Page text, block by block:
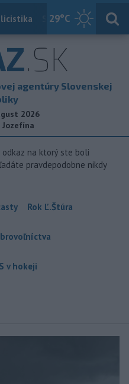
29°C
Slovensko
.SK
agentúry Slovenskej
2026
Jozefína
odkaz na ktorý ste boli
pravdepodobne nikdy
Rok Ľ.Štúra
v hokeji